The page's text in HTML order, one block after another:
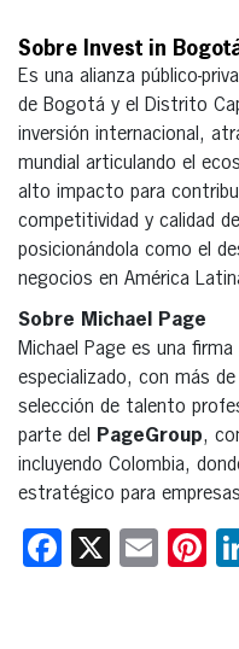
Sobre Invest in
Es una alianza público-
de Bogotá y el Distrito
inversión internacional,
mundial articulando el
alto impacto para
competitividad y calidad
posicionándola como el
negocios en América
Sobre Michael Page
Michael Page es una
especializado, con más
selección de talento
parte del
PageGroup,
incluyendo Colombia,
estratégico para
Facebook
X